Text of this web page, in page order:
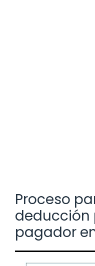
Proceso
deducción
pagador